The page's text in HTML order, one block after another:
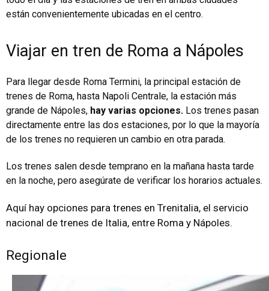
están convenientemente ubicadas en el centro.
Viajar en tren de Roma a Nápoles
Para llegar desde Roma Termini, la principal estación de
trenes de Roma, hasta Napoli Centrale, la estación más
grande de Nápoles, hay varias opciones. Los trenes pasan
directamente entre las dos estaciones, por lo que la mayoría
de los trenes no requieren un cambio en otra parada.
Los trenes salen desde temprano en la mañana hasta tarde
en la noche, pero asegúrate de verificar los horarios actuales.
Aquí hay opciones para trenes en Trenitalia, el servicio
nacional de trenes de Italia, entre Roma y Nápoles.
Regionale